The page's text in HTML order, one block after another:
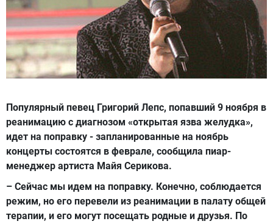
Популярный певец Григорий Лепс, попавший 9 ноября в
реанимацию с диагнозом «открытая язва желудка»,
идет на поправку - запланированные на ноябрь
концерты состоятся в феврале, сообщила пиар-
менеджер артиста Майя Серикова.
– Сейчас мы идем на поправку. Конечно, соблюдается
режим, но его перевели из реанимации в палату общей
терапии, и его могут посещать родные и друзья. По